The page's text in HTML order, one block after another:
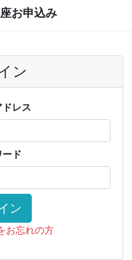
お申込み
ン
レス
ド
ン
お忘れの方